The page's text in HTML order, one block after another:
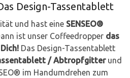
Design-Tassentablett
und hast eine SENSEO®
ist unser Coffeedropper das
Das Design-Tassentablett
/ Abtropfgitterund
im Handumdrehen zum